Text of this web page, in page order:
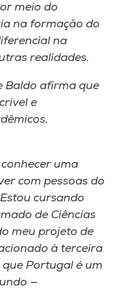
meio do
na formação do
na
realidades.
Baldo afirma que
e
uma
com pessoas do
cursando
de Ciências
meu projeto de
à terceira
Portugal é um
—